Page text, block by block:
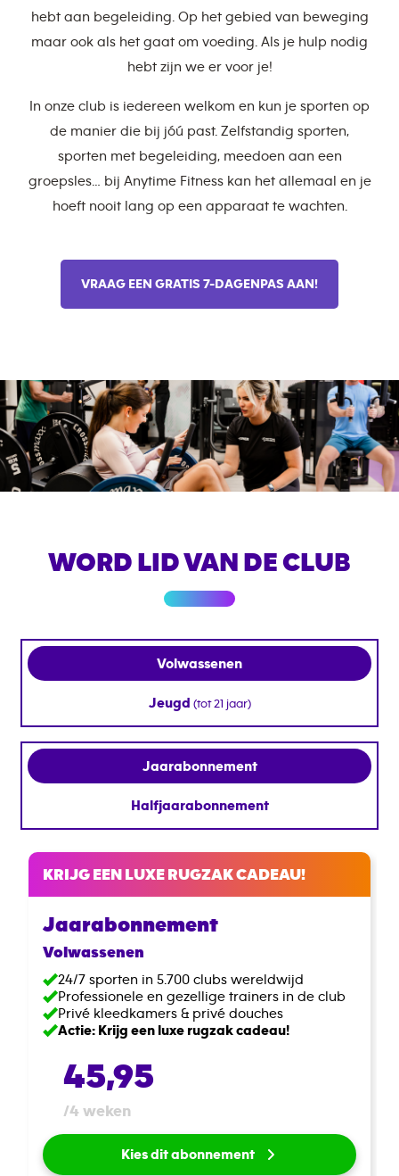
hebt aan begeleiding. Op het gebied van beweging
maar ook als het gaat om voeding. Als je hulp nodig
hebt zijn we er voor je!
In onze club is iedereen welkom en kun je sporten op
de manier die bij jóú past. Zelfstandig sporten,
sporten met begeleiding, meedoen aan een
groepsles… bij Anytime Fitness kan het allemaal en je
hoeft nooit lang op een apparaat te wachten.
VRAAG EEN GRATIS 7-DAGENPAS AAN!